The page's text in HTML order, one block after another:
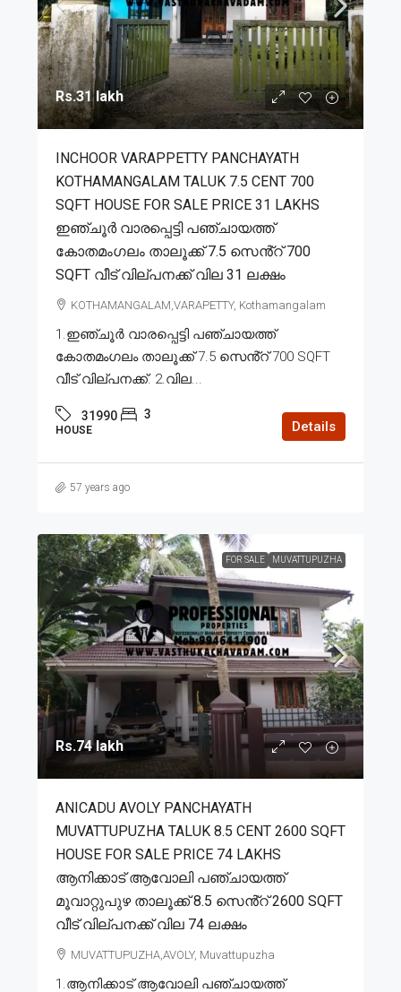
Rs.31 lakh
INCHOOR VARAPPETTY PANCHAYATH
KOTHAMANGALAM TALUK 7.5 CENT 700
SQFT HOUSE FOR SALE PRICE 31 LAKHS
ഇഞ്ചൂർ വാരപ്പെട്ടി പഞ്ചായത്ത്
കോതമംഗലം താലൂക്ക് 7.5 സെൻ്റ് 700
SQFT വീട് വില്പനക്ക് വില 31 ലക്ഷം
KOTHAMANGALAM,VARAPETTY, Kothamangalam
1.ഇഞ്ചൂർ വാരപ്പെട്ടി പഞ്ചായത്ത്
കോതമംഗലം താലൂക്ക് 7.5 സെൻ്റ് 700 SQFT
വീട് വില്പനക്ക്. 2.വില...
31990 3
HOUSE Details
57 years ago
FOR SALE MUVATTUPUZHA
Rs.74 lakh
ANICADU AVOLY PANCHAYATH
MUVATTUPUZHA TALUK 8.5 CENT 2600 SQFT
HOUSE FOR SALE PRICE 74 LAKHS
ആനിക്കാട് ആവോലി പഞ്ചായത്ത്
മൂവാറ്റുപുഴ താലൂക്ക് 8.5 സെൻ്റ് 2600 SQFT
വീട് വില്പനക്ക് വില 74 ലക്ഷം
MUVATTUPUZHA,AVOLY, Muvattupuzha
1.ആനിക്കാട് ആവോലി പഞ്ചായത്ത്